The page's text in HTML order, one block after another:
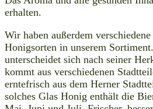
erhalten.
Wir haben außerdem
Honigsorten in unserem
unterscheidet sich nach seiner
kommt aus verschiedenen
erntefrisch aus dem Herner
solches Glas Honig enthält die